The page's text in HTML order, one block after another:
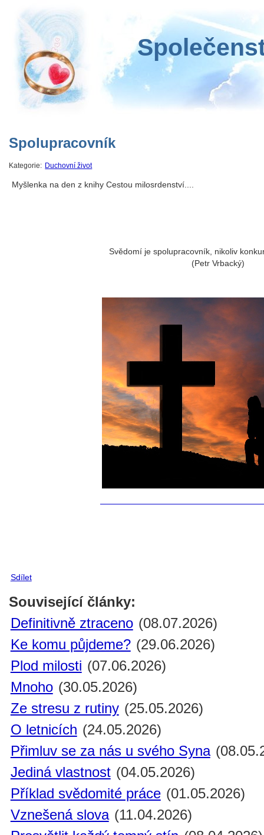
Spolupracovník
Kategorie: Duchovní život
Myšlenka na den z knihy Cestou milosrdenství....
Svědomí je spolupracovník, nikoliv
(Petr Vrbacký)
Sdílet
Související články:
Definitivně ztraceno (08.07.2026)
Ke komu půjdeme? (29.06.2026)
Plod milosti (07.06.2026)
Mnoho (30.05.2026)
Ze stresu z rutiny (25.05.2026)
O letnicích (24.05.2026)
Přimluv se za nás u svého Syna
Jediná vlastnost (04.05.2026)
Příklad svědomité práce (01.05.2026)
Vznešená slova (11.04.2026)